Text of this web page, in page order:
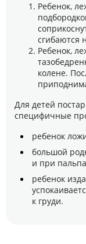
Ребенок,
сгибаются
Ребенок,
колене.
Для детей
специфичные
ребенок
большой
и при
ребенок
к груди.